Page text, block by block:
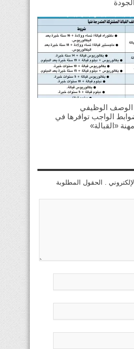
الوصف الوظيفي
الواجب توافرها في
«القبالة»
. الحقول المطلوبة